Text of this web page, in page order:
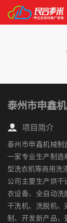
泰州市申鑫
项目简介
泰州市申鑫机械
一家专业生产制造
型洗衣机等商用洗
公司主要生产烘
衣设备、全自动洗
干洗机、洗脱机
制、开发新产品，